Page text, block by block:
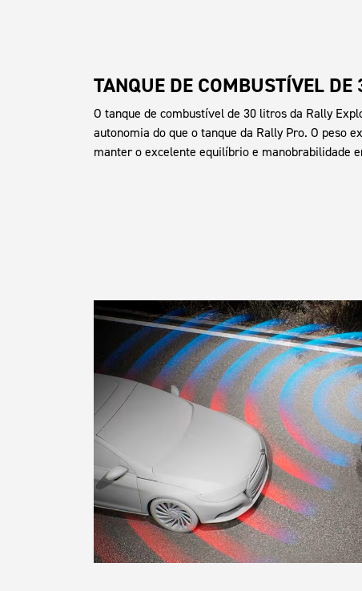
TANQUE DE COMBUSTÍVEL DE
O tanque de combustível de 30 litros da Rally
autonomia do que o tanque da Rally Pro. O peso
manter o excelente equilíbrio e manobrabilidade